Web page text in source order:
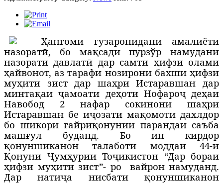
Ҳангоми гузаронидани амалиёти
назоратӣ, бо мақсади пурзўр намудани
назорати давлатӣ дар самти ҳифзи олами
ҳайвонот, аз тарафи нозирони бахши ҳифзи
муҳити зист дар шаҳри Истаравшан дар
минтақаи ҷамоати деҳоти Нофароҷ деҳаи
Навобод 2 нафар сокинони шаҳри
Истаравшан бе иҷозати мақомоти дахлдор
бо шикори ғайриқонунии парандаи саъба
машғул буданд. Бо ин кирдор
қонуншиканон талаботи моддаи 44-и
Қонуни Ҷумҳурии Тоҷикистон “Дар бораи
ҳифзи муҳити зист”- ро
вайрон намуданд.
Дар натиҷа нисбати қонуншиканон